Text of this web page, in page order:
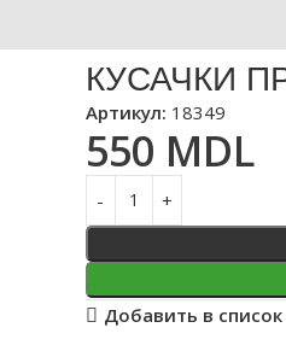
КУСАЧКИ
Артикул: 18349
550 MDL
Добавить в